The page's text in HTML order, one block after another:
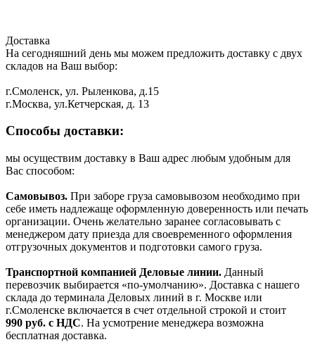
Доставка
На сегодняшний день мы можем предложить доставку с двух
складов на Ваш выбор:
г.Смоленск, ул. Рыленкова, д.15
г.Москва, ул.Кетчерская, д. 13
Способы доставки:
мы осуществим доставку в Ваш адрес любым удобным для
Вас способом:
Самовывоз. При заборе груза самовывозом необходимо при
себе иметь надлежаще оформленную доверенность или печать
организации. Очень желательно заранее согласовывать с
менеджером дату приезда для своевременного оформления
отгрузочных документов и подготовки самого груза.
Транспортной компанией Деловые линии. Данный
перевозчик выбирается «по-умолчанию». Доставка с нашего
склада до терминала Деловых линий в г. Москве или
г.Смоленске включается в счет отдельной строкой и стоит
990 руб. с НДС. На усмотрение менеджера возможна
бесплатная доставка.